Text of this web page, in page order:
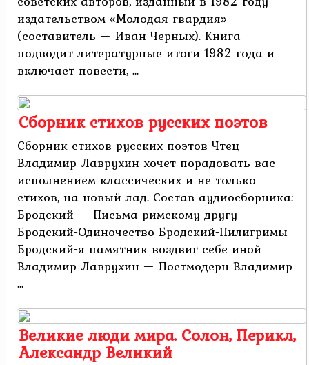
издательством «Молодая гвардия»
(составитель — Иван Черных). Книга
подводит литературные итоги 1982 года и
включает повести, ...
Сборник стихов русских поэтов
Сборник стихов русских поэтов Чтец
Владимир Лаврухин хочет порадовать вас
исполнением классических и не только
стихов, на новый лад. Состав аудиосборника:
Бродский — Письма римскому другу
Бродский-Одиночество Бродский-Пилигримы
Бродский-я памятник воздвиг себе иной
Владимир Лаврухин — Постмодерн Владимир
...
Великие люди мира. Солон, Перикл,
Александр Великий